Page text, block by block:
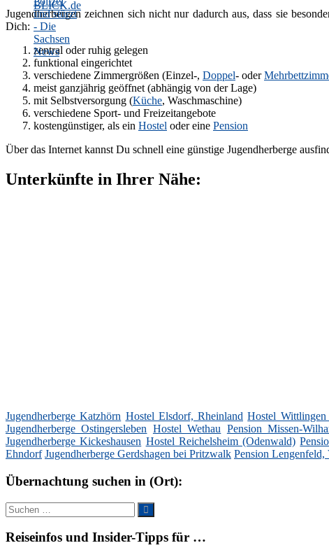
Jugendherbergen zeichnen sich nicht nur dadurch aus, dass sie
Dich:
zentral oder ruhig gelegen
funktional eingerichtet
verschiedene Zimmergrößen (Einzel-, Doppel- oder
meist ganzjährig geöffnet (abhängig von der Lage)
mit Selbstversorgung (Küche, Waschmaschine)
verschiedene Sport- und Freizeitangebote
kostengünstiger, als ein Hostel oder eine Pension
Über das Internet kannst Du schnell eine günstige Jugendherberge
Unterkünfte in Ihrer Nähe:
Jugendherberge Katzhörn Hostel Elsdorf, Rheinland Hostel Wittlingen
Jugendherberge Ostingersleben Hostel Wethau Pension Missen-
Jugendherberge Kickeshausen Hostel Reichelsheim (Odenwald)
Ehndorf Jugendherberge Gerdshagen bei Pritzwalk Pension Lengenfeld,
Übernachtung suchen in (Ort):
Suche
nach:
Suchen
Reiseinfos und Insider-Tipps für …